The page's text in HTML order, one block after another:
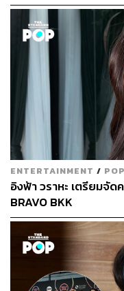
ENTERTAINMENT / POP
อิงฟ้า วราหะ เตรียมจั
BRAVO BKK